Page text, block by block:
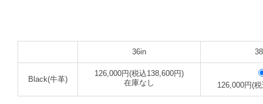
36in
Black(牛革)
126,000円(税込138,600円)
在庫なし
126,000円(